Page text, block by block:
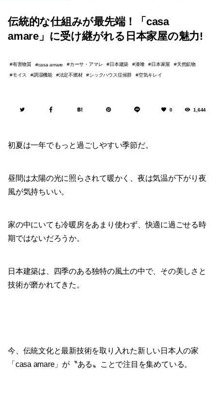
伝統的な仕組みが最先端！「casa
amare」に受け継がれる日本家屋の魅力!
有害物質 casa amare カーサ・アマレ 日本建築 漆喰 日本家屋
天然鉱物
モイス
調湿機能 法定不燃材 シックハウス症候群 空気キレイ
0 1,644
初夏は一年でもっと過ごしやすい季節だ。
昼間は太陽の光に照らされて暖かく、夜は気温が下がり夜
風が気持ちいい。
家の中にいても冷暖房をあまり使わず、快適に過ごせる時
期ではないだろうか。
日本建築は、四季のある独特の風土の中で、その美しさと
技術が磨かれてきた。
今、伝統文化と最新技術を取り入れた新しい日本人の家
「casa amare」が〝ある〟ことで注目を集めている。